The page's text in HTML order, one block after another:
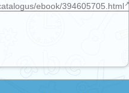
ebook/394605705.html